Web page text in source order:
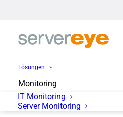
Lösungen
Monitoring
IT Monitoring
Server Monitoring
Akademie